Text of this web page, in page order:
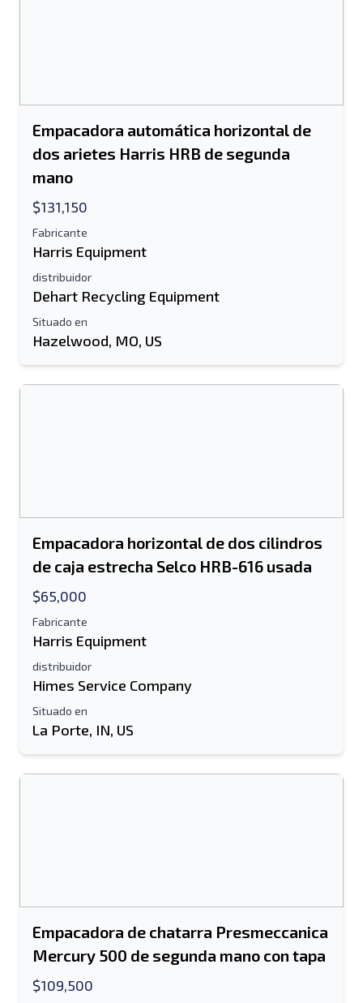
Send a Message
Nombre completo
Dirección de correo electrónico
Móvil
Empacadora automática horizontal de
dos arietes Harris HRB de segunda
mano
$131,150
Fabricante
Harris Equipment
distribuidor
Dehart Recycling Equipment
Situado en
Hazelwood, MO, US
Empacadora horizontal de dos cilindros
de caja estrecha Selco HRB-616 usada
$65,000
Fabricante
Harris Equipment
distribuidor
Himes Service Company
Situado en
La Porte, IN, US
Empacadora de chatarra Presmeccanica
Mercury 500 de segunda mano con tapa
$109,500
móvil
Tu nombre completo
Enviar